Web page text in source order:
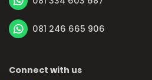
081 246 665 906
Connect with us